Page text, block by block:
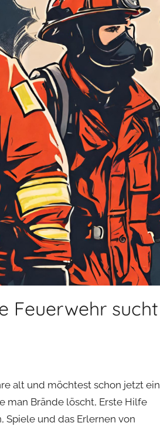
Feuerwehr sucht
alt und möchtest schon jetzt ein
man Brände löscht, Erste Hilfe
Spiele und das Erlernen von